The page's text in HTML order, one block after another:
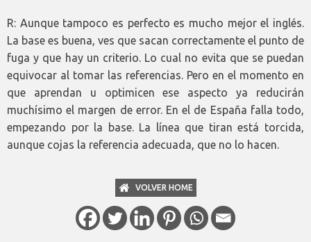
R: Aunque tampoco es perfecto es mucho mejor el inglés.
La base es buena, ves que sacan correctamente el punto de
fuga y que hay un criterio. Lo cual no evita que se puedan
equivocar al tomar las referencias. Pero en el momento en
que aprendan u optimicen ese aspecto ya reducirán
muchísimo el margen de error. En el de España falla todo,
empezando por la base. La línea que tiran está torcida,
aunque cojas la referencia adecuada, que no lo hacen.
VOLVER HOME